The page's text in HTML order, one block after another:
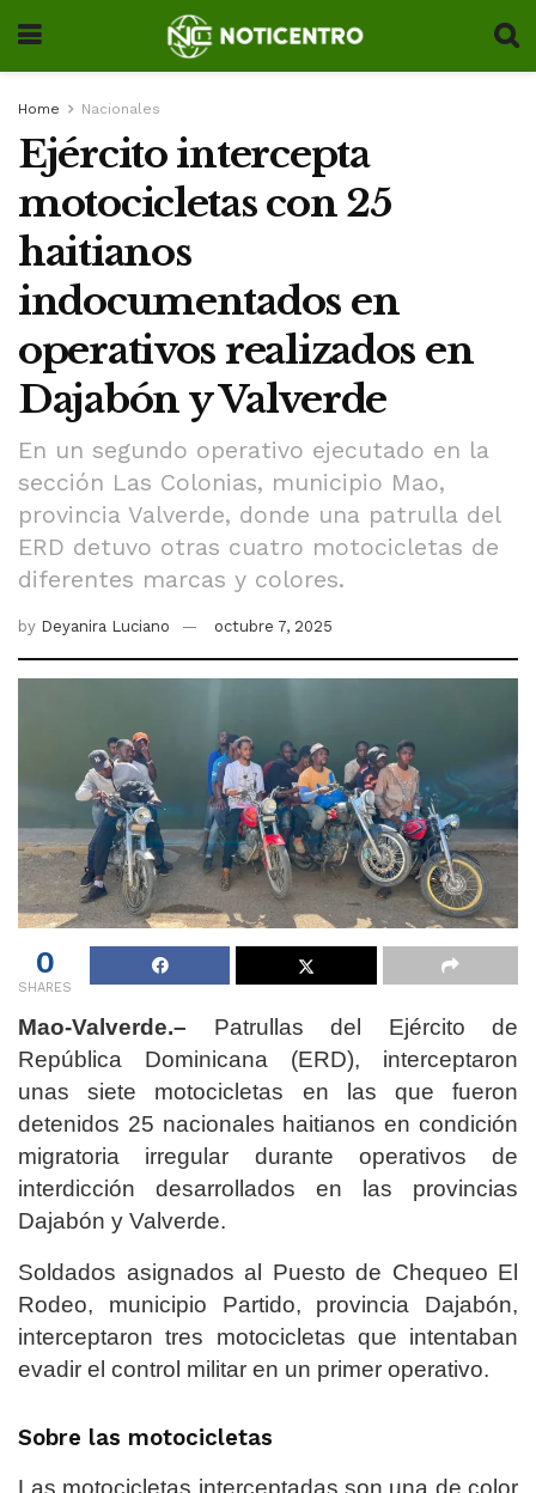
Home Nacionales
Ejército intercepta
motocicletas con 25
haitianos
indocumentados en
operativos realizados en
Dajabón y Valverde
En un segundo operativo ejecutado en la
sección Las Colonias, municipio Mao,
provincia Valverde, donde una patrulla del
ERD detuvo otras cuatro motocicletas de
diferentes marcas y colores.
by Deyanira Luciano octubre 7, 2025
0
SHARES
Mao-Valverde.– Patrullas del Ejército de
República Dominicana (ERD), interceptaron
unas siete motocicletas en las que fueron
detenidos 25 nacionales haitianos en condición
migratoria irregular durante operativos de
interdicción desarrollados en las provincias
Dajabón y Valverde.
Soldados asignados al Puesto de Chequeo El
Rodeo, municipio Partido, provincia Dajabón,
interceptaron tres motocicletas que intentaban
evadir el control militar en un primer operativo.
Sobre las motocicletas
Las motocicletas interceptadas son una de color